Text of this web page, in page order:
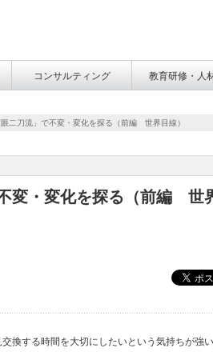
コンサルティング 教育研修・人
二刀流」で不変・変化を探る（前編 世界目線）
変・変化を探る（前編 世
換する時間を大切にしたいという気持ちが強